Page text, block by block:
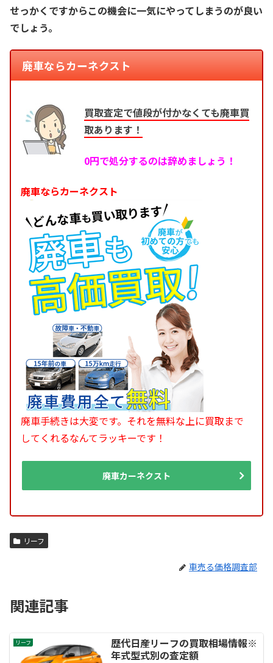
せっかくですからこの機会に一気にやってしまうのが良い
でしょう。
廃車ならカーネクスト
買取査定で値段が付かなくても廃車買
取あります！
0円で処分するのは辞めましょう！
廃車ならカーネクスト
廃車手続きは大変です。それを無料な上に買取まで
してくれるなんてラッキーです！
廃車カーネクスト
リーフ
車売る価格調査部
関連記事
リーフ
歴代日産リーフの買取相場情報※
年式型式別の査定額